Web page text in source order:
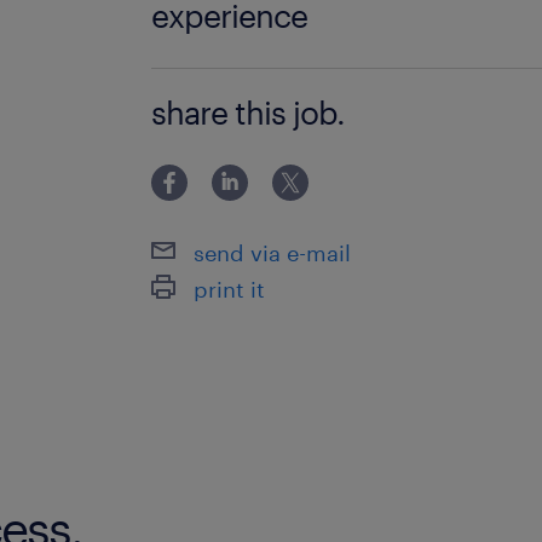
experience
かの実務経験 ・システム開発（アプリ
・ITインフラ設計・構築・運用 ・シス
害対応 ※一部工程のみの経験、ブラン
share this job.
send via e-mail
print it